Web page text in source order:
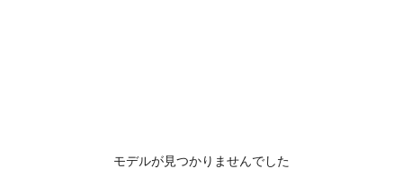
モデルが見つかりませんでした